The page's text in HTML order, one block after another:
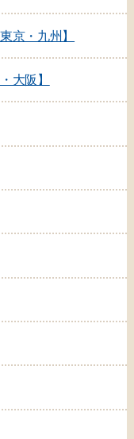
京・九州】
大阪】